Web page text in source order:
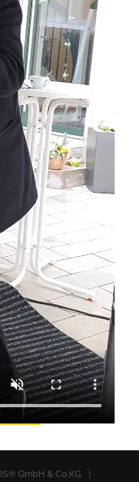
GmbH & Co.KG |